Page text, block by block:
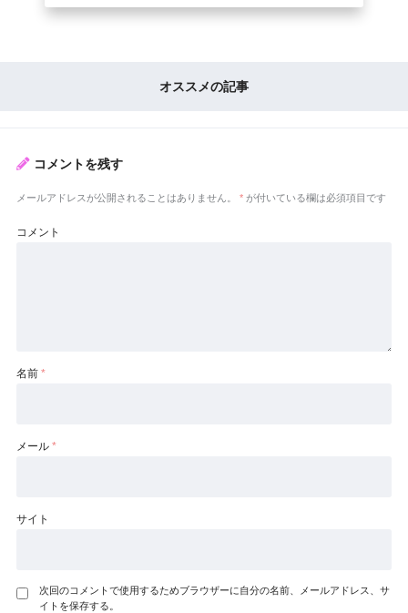
オススメの記事
コメントを残す
メールアドレスが公開されることはありません。 * が付いている欄は必須項目です
コメント
名前 *
メール *
サイト
次回のコメントで使用するためブラウザーに自分の名前、メールアドレス、サ
イトを保存する。